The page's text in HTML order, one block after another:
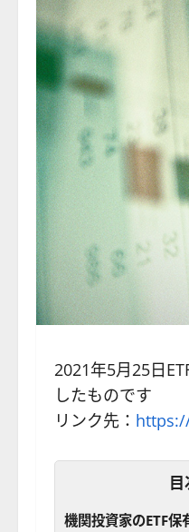
2021年5月25日
したものです
リンク先：
機関投資家のETF保